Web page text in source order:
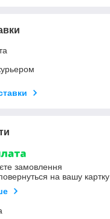
замовлення
на вашу картку